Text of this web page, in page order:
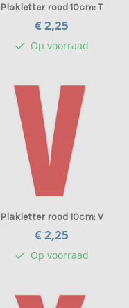
Plakletter rood 10cm: T
€ 2,25
check Op voorraad
Plakletter rood 10cm: V
€ 2,25
check Op voorraad